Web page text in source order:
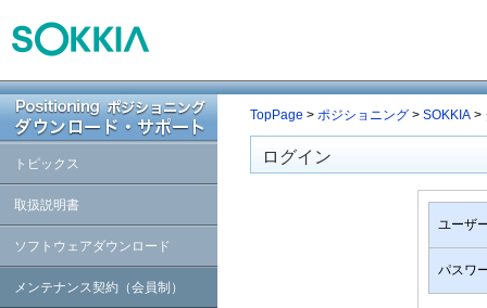
トピックス
取扱説明書
ソフトウェアダウンロード
メンテナンス契約（会員制）
TopPage > ポジショニング > SOKKIA >
ログイン
ユーザ
パスワ